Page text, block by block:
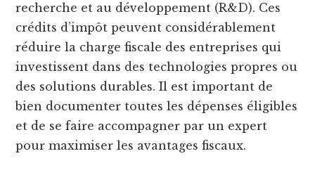
recherche et au développement (R&D). Ces
crédits d’impôt peuvent considérablement
réduire la charge fiscale des entreprises qui
investissent dans des technologies propres ou
des solutions durables. Il est important de
bien documenter toutes les dépenses éligibles
et de se faire accompagner par un expert
pour maximiser les avantages fiscaux.